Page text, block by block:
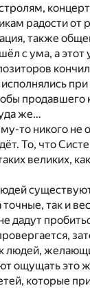
радости от
также
с ума, а
же…
то никого
То, что
великих,
точные, так и
дадут
людей,
ощущать это
которые